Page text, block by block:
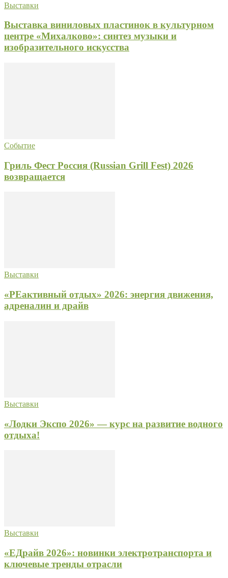
Выставки
Выставка виниловых пластинок в культурном
центре «Михалково»: синтез музыки и
изобразительного искусства
Событие
Гриль Фест Россия (Russian Grill Fest) 2026
возвращается
Выставки
«РЕактивный отдых» 2026: энергия движения,
адреналин и драйв
Выставки
«Лодки Экспо 2026» — курс на развитие водного
отдыха!
Выставки
«ЕДрайв 2026»: новинки электротранспорта и
ключевые тренды отрасли